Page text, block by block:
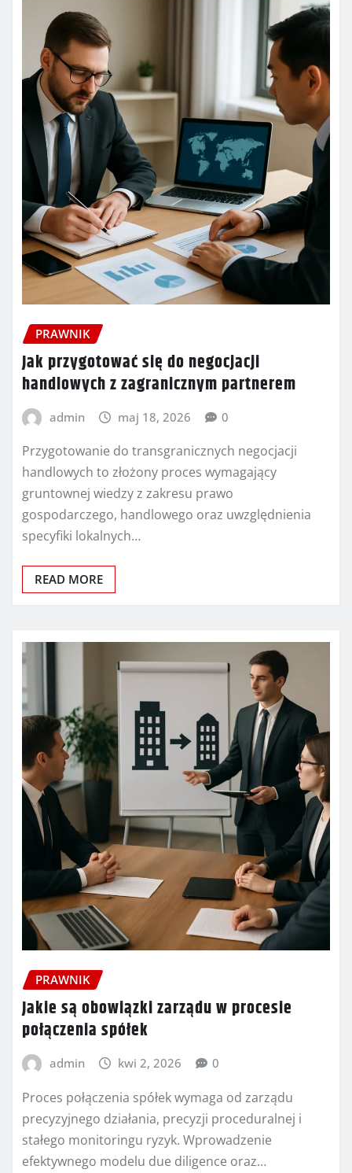
PRAWNIK
Jak przygotować się do negocjacji
handlowych z zagranicznym partnerem
admin maj 18, 2026 0
Przygotowanie do transgranicznych negocjacji
handlowych to złożony proces wymagający
gruntownej wiedzy z zakresu prawo
gospodarczego, handlowego oraz uwzględnienia
specyfiki lokalnych…
READ MORE
PRAWNIK
Jakie są obowiązki zarządu w procesie
połączenia spółek
admin kwi 2, 2026 0
Proces połączenia spółek wymaga od zarządu
precyzyjnego działania, precyzji proceduralnej i
stałego monitoringu ryzyk. Wprowadzenie
efektywnego modelu due diligence oraz…